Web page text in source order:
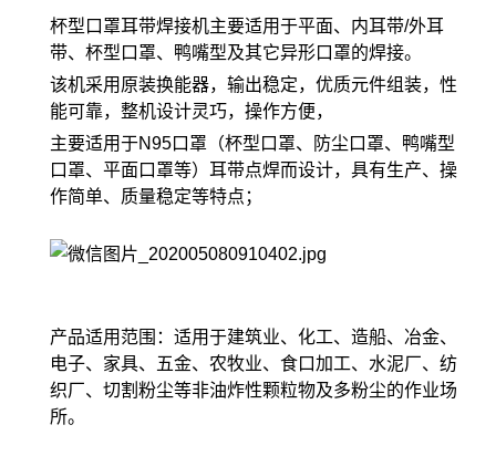
杯型口罩耳带焊接机主要适用于平面、内耳带/外耳
带、杯型口罩、鸭嘴型及其它异形口罩的焊接。
该机采用原装换能器，输出稳定，优质元件组装，性
能可靠，整机设计灵巧，操作方便，
主要适用于N95口罩（杯型口罩、防尘口罩、鸭嘴型
口罩、平面口罩等）耳带点焊而设计，具有生产、操
作简单、质量稳定等特点；
产品适用范围：适用于建筑业、化工、造船、冶金、
电子、家具、五金、农牧业、食口加工、水泥厂、纺
织厂、切割粉尘等非油炸性颗粒物及多粉尘的作业场
所。